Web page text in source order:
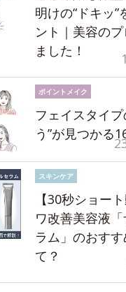
明けの“ドキッ”
ント｜美容の
ました！
ポイントメイク
フェイスタイ
う”が見つかる
スキンケア
【30秒ショー
ワ改善美容液
ラム」のおす
て？